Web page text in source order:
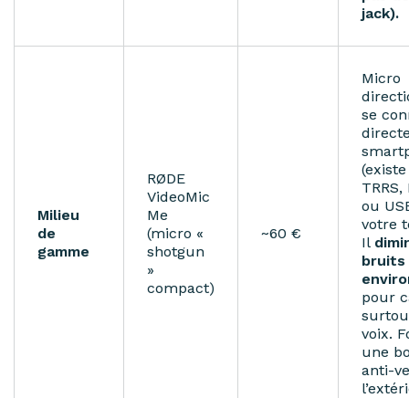
jack).
Milieu
de
gamme
RØDE
VideoMic
Me
(micro «
shotgun
»
compact)
~60 €
Micro
se
ou
votre
Il
bruits
pour
voix​.
une
anti-